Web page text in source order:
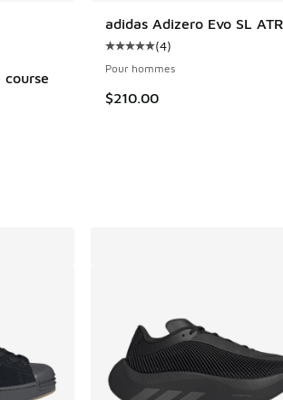
course
- [5 sur 5 étoiles], 1 commentaires
adidas Adizero Evo SL ATR
Cote moyenne du client -
(4)
Pour hommes
$210.00